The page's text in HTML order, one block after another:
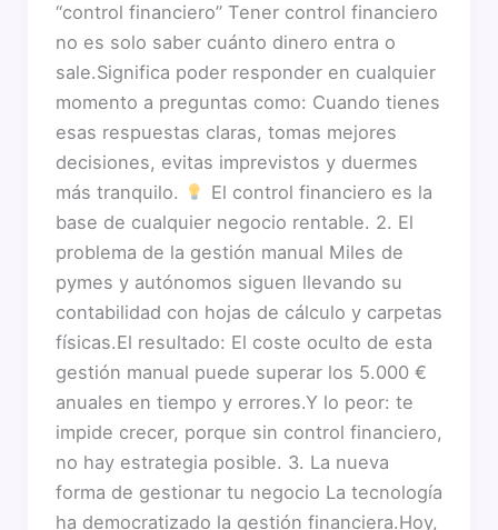
“control financiero” Tener control financiero
no es solo saber cuánto dinero entra o
sale.Significa poder responder en cualquier
momento a preguntas como: Cuando tienes
esas respuestas claras, tomas mejores
decisiones, evitas imprevistos y duermes
más tranquilo.
El control financiero es la
base de cualquier negocio rentable. 2. El
problema de la gestión manual Miles de
pymes y autónomos siguen llevando su
contabilidad con hojas de cálculo y carpetas
físicas.El resultado: El coste oculto de esta
gestión manual puede superar los 5.000 €
anuales en tiempo y errores.Y lo peor: te
impide crecer, porque sin control financiero,
no hay estrategia posible. 3. La nueva
forma de gestionar tu negocio La tecnología
ha democratizado la gestión financiera.Hoy,